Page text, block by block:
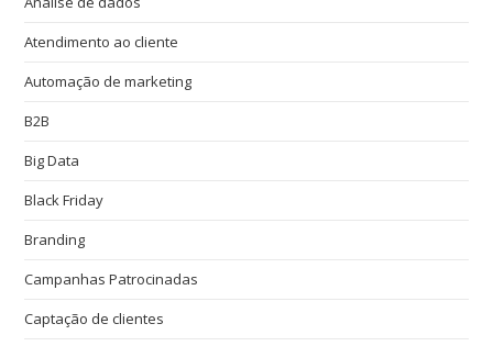
Atendimento ao cliente
Automação de marketing
B2B
Big Data
Black Friday
Branding
Campanhas Patrocinadas
Captação de clientes